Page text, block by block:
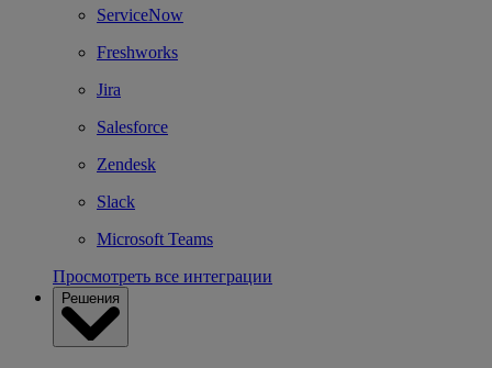
ServiceNow
Freshworks
Jira
Salesforce
Zendesk
Slack
Microsoft Teams
Просмотреть все интеграции
Решения